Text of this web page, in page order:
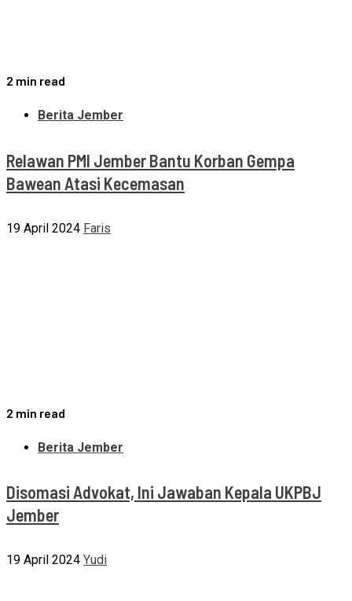
2 min read
Berita Jember
Relawan PMI Jember Bantu Korban Gempa
Bawean Atasi Kecemasan
19 April 2024 Faris
2 min read
Berita Jember
Disomasi Advokat, Ini Jawaban Kepala UKPBJ
Jember
19 April 2024 Yudi